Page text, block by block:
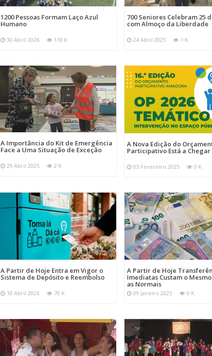
1200 Pessoas Formam Laço Azul
Humano
30 Abril 2026 118 K
700 Seniores Celebram 25
com Almoço da Liberdade
24 Abril 2025 1 K
A Importância do Kit de Emergência
Face a Uma Situação de Exceção
29 Abril 2025 2 K
A Nova Edição do
Participativo Está a Chegar
03 Fevereiro 2025 0 K
A Partir de Hoje Entra em Vigor o
Sistema de Depósito e Reembolso
10 Abril 2026 70 K
A Partir de Hoje
Imediatas Custam o
as Normais
09 Janeiro 2025 0 K